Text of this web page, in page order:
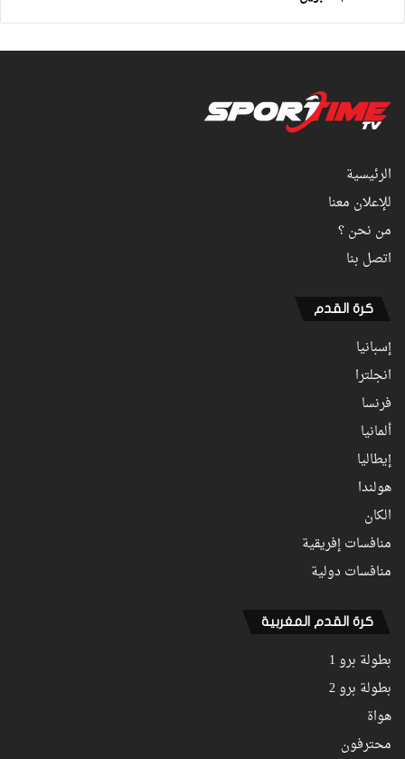
الرئيسية
للإعلان معنا
من نحن ؟
اتصل بنا
كرة القدم
إسبانيا
انجلترا
فرنسا
ألمانيا
إيطاليا
هولندا
الكان
منافسات إفريقية
منافسات دولية
كرة القدم المغربية
بطولة برو 1
بطولة برو 2
هواة
محترفون